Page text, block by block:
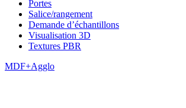
Portes
Salice/rangement
Demande d’échantillons
Visualisation 3D
Textures PBR
MDF+Agglo